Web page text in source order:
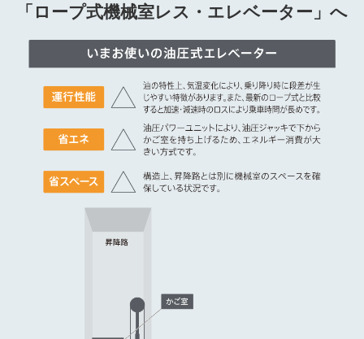
「ロープ式機械室レス・エレベーター」へ